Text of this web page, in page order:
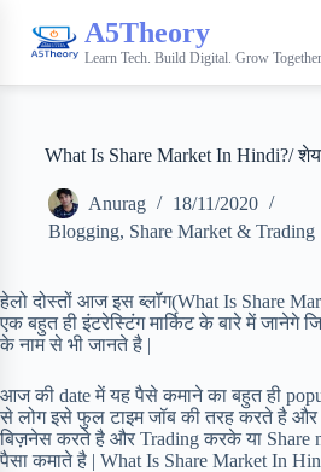
A5Theory
Learn Tech. Build Digital. Grow Together.
What Is Share Market In Hindi?/
Anurag
18/11/2020
Blogging, Share Market & Trading
हेलो दोस्तों आज इस ब्लॉग(What Is Share
एक बहुत ही इंटरेस्टिंग मार्किट के बारे में जानेगे
के नाम से भी जानते है |
आज की date में यह पैसे कमाने का बहुत ही
से लोग इसे फुल टाइम जॉब की तरह करते है और
बिज़नेस करते है और Trading करके या Share
पैसा कमाते है | What Is Share Market In